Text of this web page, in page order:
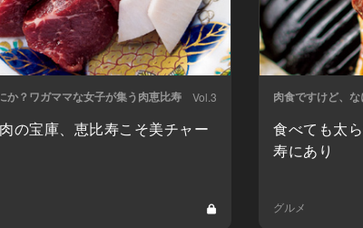
か？ワガママな女子が集う肉恵比寿 Vol.3
の宝庫、恵比寿こそ美チャー
肉食ですけど、
食べても太
寿にあり
グルメ